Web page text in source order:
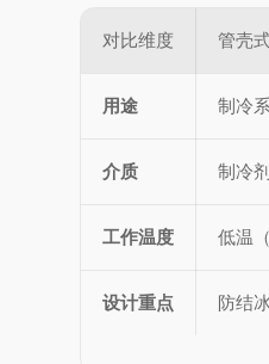
对比维度 管壳
用途 制冷
介质 制冷
工作温度 低温
设计重点 防结